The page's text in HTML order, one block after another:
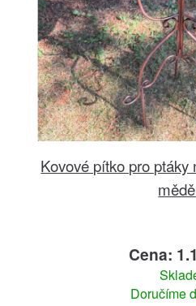
Kovové pítko pro
Cena:
Doručíme